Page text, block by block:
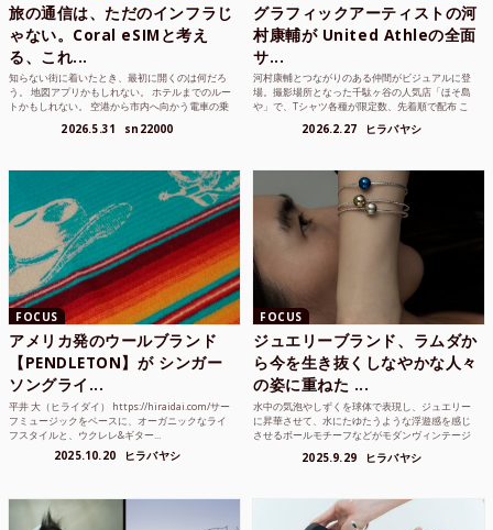
旅の通信は、ただのインフラじ
ゃない。Coral eSIMと考え
る、これ...
知らない街に着いたとき、最初に開くのは何だろ
う。 地図アプリかもしれない。 ホテルまでのルー
トかもしれない。 空港から市内へ向かう電車の乗
2026.5.31 sn22000
グラフィックアーティストの河
村康輔が United Athleの全面
サ...
河村康輔とつながりのある仲間がビジュアルに登
場。撮影場所となった千駄ヶ谷の人気店「ほそ島
や」で、Tシャツ各種が限定数、先着順で配布 こ
2026.2.27 ヒラバヤシ
FOCUS
アメリカ発のウールブランド
【PENDLETON】が シンガー
ソングライ...
平井 大（ヒライダイ） https://hiraidai.com/サー
フミュージックをベースに、オーガニックなライ
フスタイルと、ウクレレ&ギター...
2025.10.20 ヒラバヤシ
FOCUS
ジュエリーブランド、ラムダか
ら今を生き抜くしなやかな人々
の姿に重ねた ...
水中の気泡やしずくを球体で表現し、ジュエリー
に昇華させて、水にたゆたうような浮遊感を感じ
させるボールモチーフなどがモダンヴィンテージ
2025.9.29 ヒラバヤシ